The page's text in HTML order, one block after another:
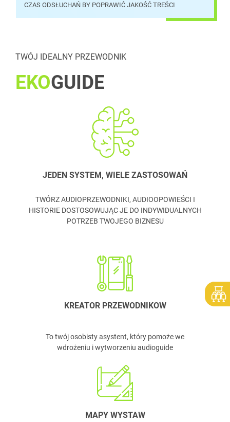
CZAS ODSŁUCHAŃ BY POPRAWIĆ JAKOŚĆ TREŚCI
TWÓJ IDEALNY PRZEWODNIK
EKOGUIDE
JEDEN SYSTEM, WIELE ZASTOSOWAŃ
TWÓRZ AUDIOPRZEWODNIKI, AUDIOOPOWIEŚCI I
HISTORIE DOSTOSOWUJĄC JE DO INDYWIDUALNYCH
POTRZEB TWOJEGO BIZNESU
KREATOR PRZEWODNIKOW
To twój osobisty asystent, który pomoże we
wdrożeniu i wytworzeniu audioguide
MAPY WYSTAW